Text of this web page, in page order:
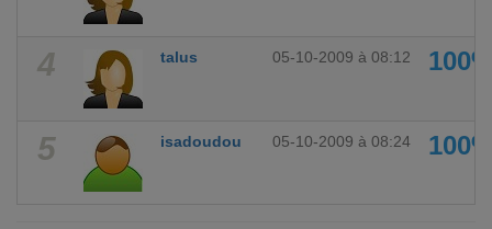
4 talus 05-10-2009 à 08:12
5 isadoudou 05-10-2009 à 08:24